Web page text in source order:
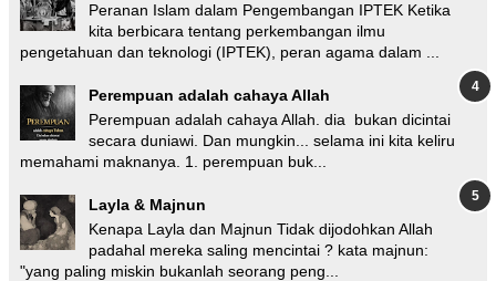
Peranan Islam dalam Pengembangan IPTEK Ketika
kita berbicara tentang perkembangan ilmu
pengetahuan dan teknologi (IPTEK), peran agama dalam ...
Perempuan adalah cahaya Allah
Perempuan adalah cahaya Allah. dia bukan dicintai
secara duniawi. Dan mungkin... selama ini kita keliru
memahami maknanya. 1. perempuan buk...
Layla & Majnun
Kenapa Layla dan Majnun Tidak dijodohkan Allah
padahal mereka saling mencintai ? kata majnun:
"yang paling miskin bukanlah seorang peng...